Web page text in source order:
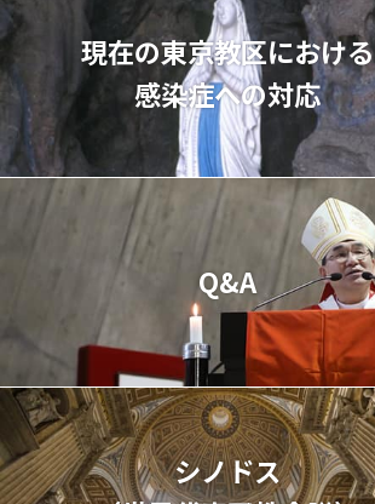
現在の東京教区における
感染症への対応
Q&A
シノドス